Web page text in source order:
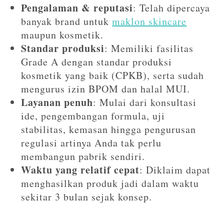
Pengalaman & reputasi: Telah dipercaya
banyak brand untukmaklon skincare
maupun kosmetik.
Standar produksi: Memiliki fasilitas
Grade A dengan standar produksi
kosmetik yang baik (CPKB), serta sudah
mengurus izin BPOM dan halal MUI.
Layanan penuh: Mulai dari konsultasi
ide, pengembangan formula, uji
stabilitas, kemasan hingga pengurusan
regulasi artinya Anda tak perlu
membangun pabrik sendiri.
Waktu yang relatif cepat: Diklaim dapat
menghasilkan produk jadi dalam waktu
sekitar 3 bulan sejak konsep.